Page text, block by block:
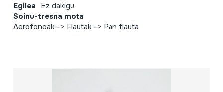
Egilea Ez dakigu.
Soinu-tresna mota
Aerofonoak -> Flautak -> Pan flauta